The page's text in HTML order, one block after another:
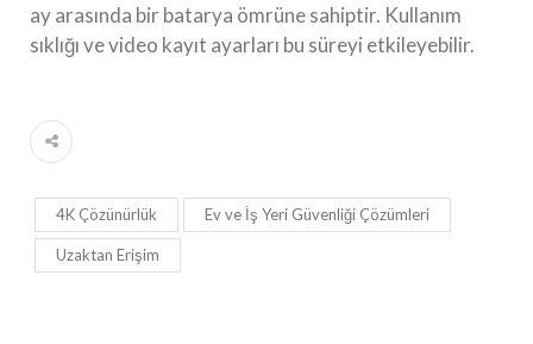
ay arasında bir batarya ömrüne sahiptir. Kullanım
sıklığı ve video kayıt ayarları bu süreyi etkileyebilir.
4K Çözünürlük Ev ve İş Yeri Güvenliği Çözümleri
Uzaktan Erişim